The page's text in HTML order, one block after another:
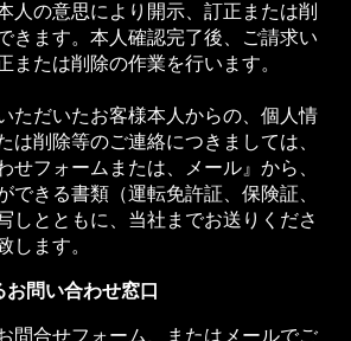
人の意思により開示、訂正または削
きます。本人確認完了後、ご請求い
または削除の作業を行います。
ただいたお客様本人からの、個人情
は削除等のご連絡につきましては、
せフォームまたは、メール』から、
できる書類（運転免許証、保険証、
しとともに、当社までお送りくださ
します。
問い合わせ窓口
問合せフォーム、またはメールでご